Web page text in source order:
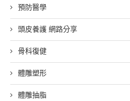
預防醫學
頭皮養護 網路分享
骨科復健
體雕塑形
體雕抽脂